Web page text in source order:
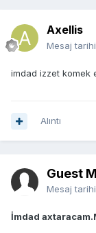
Axellis
Mesaj
imdad izzet komek
Alıntı
Guest
Mesaj
İmdad